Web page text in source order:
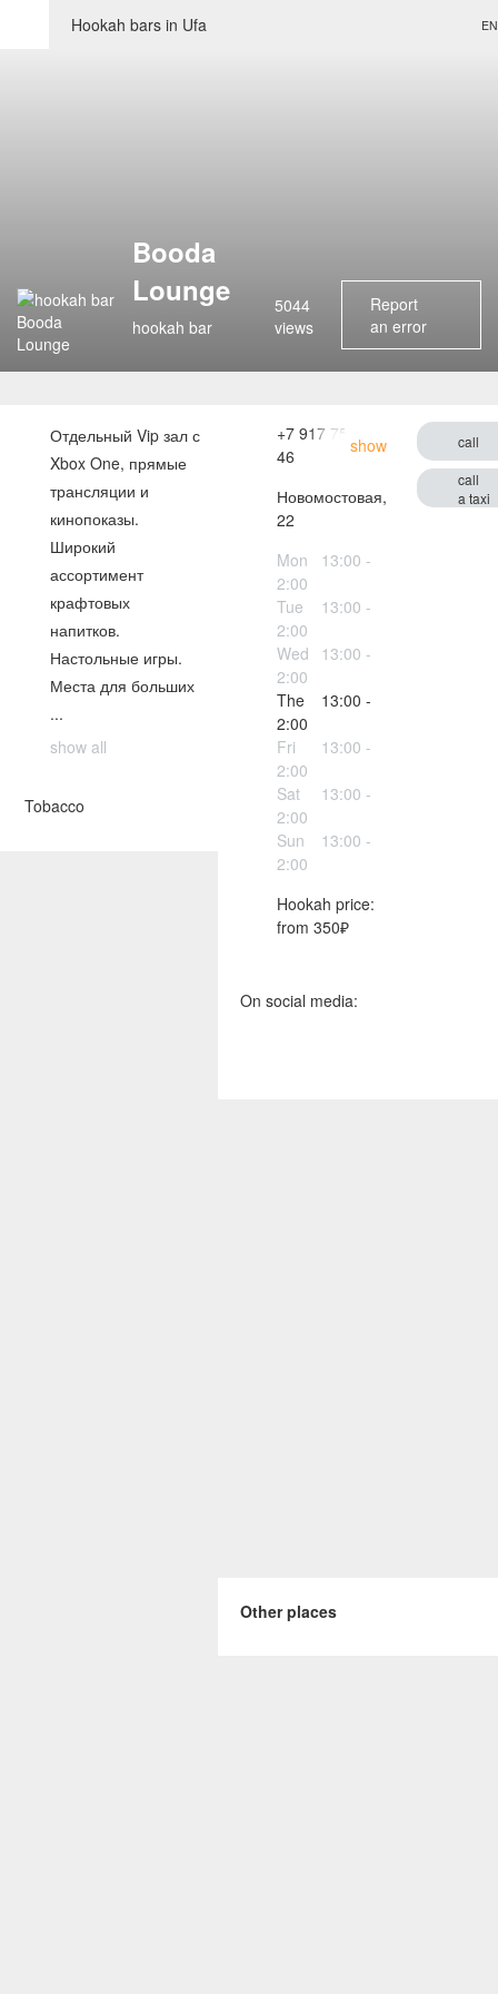
Hookah bars in Ufa EN
Booda
Lounge
hookah bar
5044
views
Report
an error
Отдельный Vip зал с
Xbox One, прямые
трансляции и
кинопоказы.
Широкий
ассортимент
крафтовых
напитков.
Настольные игры.
Места для больших
...
show all
Tobacco
+7 917 753-51-
46
show
Новомостовая,
22
Mon
13:00 -
2:00
Tue
13:00 -
2:00
Wed
13:00 -
2:00
The
13:00 -
2:00
Fri
13:00 -
2:00
Sat
13:00 -
2:00
Sun
13:00 -
2:00
Hookah price:
from 350₽
On social media:
call
call
a taxi
Other places